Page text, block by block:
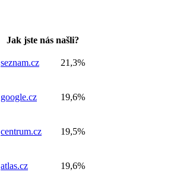
Jak jste nás našli?
seznam.cz 21,3%
google.cz 19,6%
centrum.cz 19,5%
atlas.cz 19,6%